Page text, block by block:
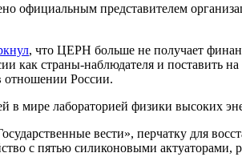
официальным представителем
, что ЦЕРН больше не получает
как страны-наблюдателя и поставить
отношении России.
в мире лабораторией физики высоких
вести», перчатку для
с пятью силиконовыми